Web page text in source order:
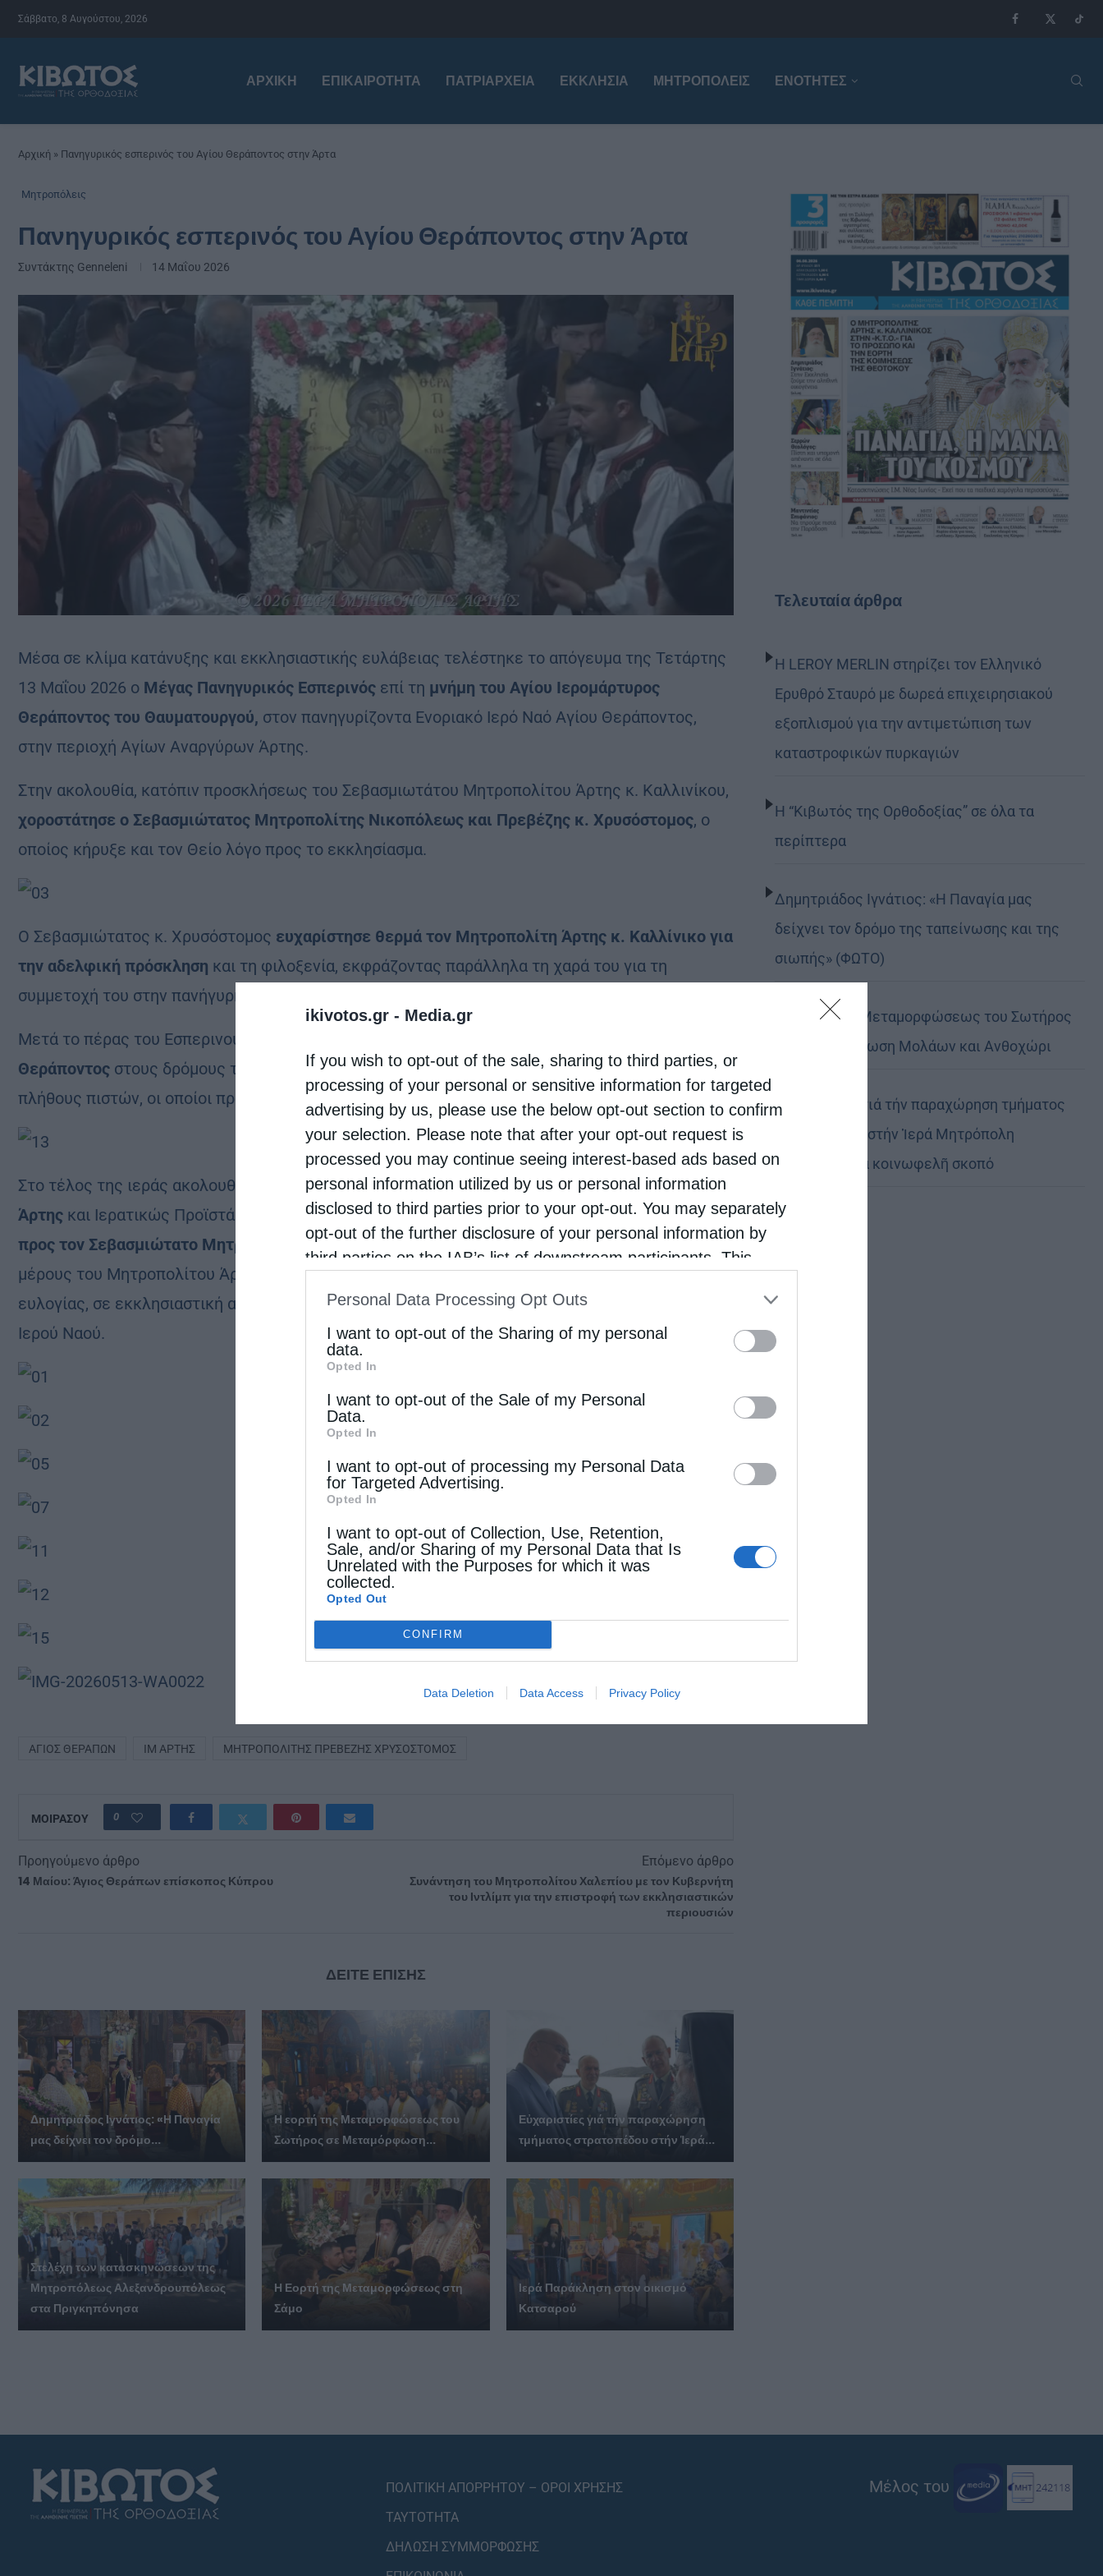
ikivotos.gr - Media.gr
If you wish to opt-out of the sale, sharing to third parties, or
processing of your personal or sensitive information for targeted
advertising by us, please use the below opt-out section to confirm
your selection. Please note that after your opt-out request is
processed you may continue seeing interest-based ads based on
personal information utilized by us or personal information
disclosed to third parties prior to your opt-out. You may separately
opt-out of the further disclosure of your personal information by
third parties on the IAB’s list of downstream participants. This
IAB’s List of Downstream Participantsthat may further disclose it to
other third parties.
Personal Data Processing Opt Outs
I want to opt-out of the Sharing of my personal
data.
Opted In
I want to opt-out of the Sale of my Personal
Data.
Opted In
I want to opt-out of processing my Personal Data
for Targeted Advertising.
Opted In
I want to opt-out of Collection, Use, Retention,
Sale, and/or Sharing of my Personal Data that Is
Unrelated with the Purposes for which it was
collected.
Opted Out
CONFIRM
Data Deletion Data Access Privacy Policy
Σάββατο, 8 Αυγούστου, 2026
ΑΡΧΙΚΉ ΕΠΙΚΑΙΡΌΤΗΤΑ ΠΑΤΡΙΑΡΧΕΊΑ ΕΚΚΛΗΣΊΑ ΜΗΤΡΟΠΌΛΕΙΣ ΕΝΟΤΗΤΕΣ
Αρχική » Πανηγυρικός εσπερινός του Αγίου Θεράποντος στην Άρτα
Μητροπόλεις
Πανηγυρικός εσπερινός του Αγίου Θεράποντος στην Άρτα
Συντάκτης Genneleni 14 Μαΐου 2026
Μέσα σε κλίμα κατάνυξης και εκκλησιαστικής ευλάβειας τελέστηκε το απόγευμα της Τετάρτης
13 Μαΐου 2026 ο Μέγας Πανηγυρικός Εσπερινός επί τη μνήμη του Αγίου Ιερομάρτυρος
Θεράποντος του Θαυματουργού, στον πανηγυρίζοντα Ενοριακό Ιερό Ναό Αγίου Θεράποντος,
στην περιοχή Αγίων Αναργύρων Άρτης.
Στην ακολουθία, κατόπιν προσκλήσεως του Σεβασμιωτάτου Μητροπολίτου Άρτης κ. Καλλινίκου,
χοροστάτησε ο Σεβασμιώτατος Μητροπολίτης Νικοπόλεως και Πρεβέζης κ. Χρυσόστομος, ο
οποίος κήρυξε και τον Θείο λόγο προς το εκκλησίασμα.
Ο Σεβασμιώτατος κ. Χρυσόστομος ευχαρίστησε θερμά τον Μητροπολίτη Άρτης κ. Καλλίνικο για
την αδελφική πρόσκληση και τη φιλοξενία, εκφράζοντας παράλληλα τη χαρά του για τη
συμμετοχή του στην πανήγυρη του Ιερού Ναού.
Μετά το πέρας του Εσπερινού πραγματοποιήθηκε η
Θεράποντος στους δρόμους της ενορίας, με τη συμμετοχή κληρικών, τοπικών φορέων και
πλήθους πιστών, οι οποίοι προσήλθαν για να τιμήσουν τον θαυματουργό Άγιο.
Στο τέλος της ιεράς ακολουθίας,
ο Γενικός Αρχιερατικός Επίτροπος της Ιεράς Μητροπόλεως
Άρτης και Ιερατικώς Προϊστάμενος του πανηγυρίζοντος Ναούεξέφρασε τις ευχαριστίες του
προς τον Σεβασμιώτατο Μητροπολίτη Νικοπόλεως και Πρεβέζης κ. Χρυσόστομο,τόσο εκ
μέρους του Μητροπολίτου Άρτης κ. Καλλινίκου, ο οποίος ευρίσκεται, κατόπιν Συνοδικής
ευλογίας, σε εκκλησιαστική αποστολή, όσο και εκ μέρους του Εκκλησιαστικού Συμβουλίου του
Ιερού Ναού.
ΆΓΙΟΣ ΘΕΡΆΠΩΝ ΙΜ ΑΡΤΗΣ ΜΗΤΡΟΠΟΛΊΤΗΣ ΠΡΕΒΈΖΗΣ ΧΡΥΣΌΣΤΟΜΟΣ
ΜΟΙΡΑΣΟΥ 0
Προηγούμενο άρθρο
14 Μαίου: Άγιος Θεράπων επίσκοπος Κύπρου
Επόμενο άρθρο
Συνάντηση του Μητροπολίτου Χαλεπίου με τον Κυβερνήτη
του Ιντλίμπ για την επιστροφή των εκκλησιαστικών
περιουσιών
ΔΕΙΤΕ ΕΠΙΣΗΣ
Δημητριάδος Ιγνάτιος: «Η Παναγία
μας δείχνει τον δρόμο...
Η εορτή της Μεταμορφώσεως του
Σωτήρος σε Μεταμόρφωση...
Εὐχαριστίες γιά τήν παραχώρηση
τμήματος στρατοπέδου στήν Ἱερά...
Στελέχη των κατασκηνώσεων της
Μητροπόλεως Αλεξανδρουπόλεως
στα Πριγκηπόνησα
Η Εορτή της Μεταμορφώσεως στη
Σάμο
Ιερά Παράκληση στον οικισμό
Κατσαρού
Τελευταία άρθρα
Η LEROY MERLIN στηρίζει τον Ελληνικό
Ερυθρό Σταυρό με δωρεά επιχειρησιακού
εξοπλισμού για την αντιμετώπιση των
καταστροφικών πυρκαγιών
Η “Κιβωτός της Ορθοδοξίας” σε όλα τα
περίπτερα
Δημητριάδος Ιγνάτιος: «Η Παναγία μας
δείχνει τον δρόμο της ταπείνωσης και της
σιωπής» (ΦΩΤΟ)
Η εορτή της Μεταμορφώσεως του Σωτήρος
σε Μεταμόρφωση Μολάων και Ανθοχώρι
Εὐχαριστίες γιά τήν παραχώρηση τμήματος
στρατοπέδου στήν Ἱερά Μητρόπολη
Καστορίας γιά κοινωφελῆ σκοπό
ΠΟΛΙΤΙΚΗ ΑΠΟΡΡΗΤΟΥ – ΟΡΟΙ ΧΡΗΣΗΣ
ΤΑΥΤΟΤΗΤΑ
ΔΗΛΩΣΗ ΣΥΜΜΟΡΦΩΣΗΣ
Μέλος του